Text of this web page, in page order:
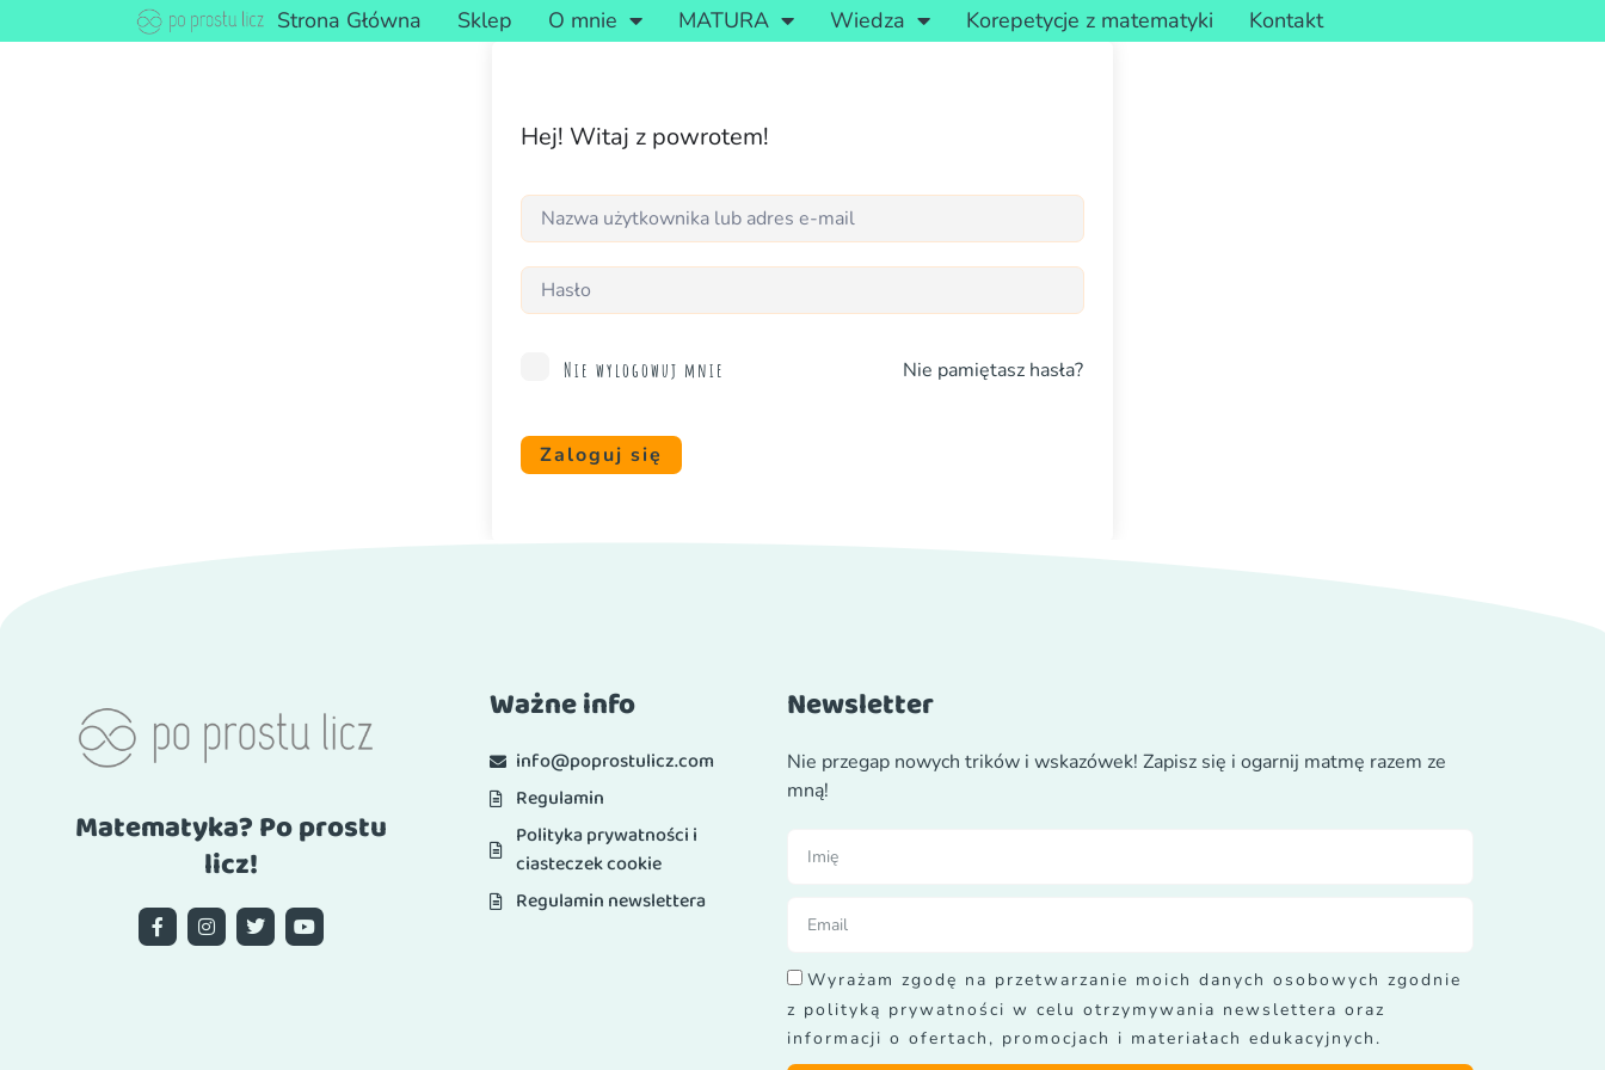
Strona Główna Sklep O mnie MATURA Wiedza Korepetycje z matematyki Kontakt
Hej! Witaj z powrotem!
Nie wylogowuj mnie Nie pamiętasz hasła?
Zaloguj się
Matematyka? Po prostu
licz!
Ważne info
info@poprostulicz.com
Regulamin
Polityka prywatności i
ciasteczek cookie
Regulamin newslettera
Newsletter
Nie przegap nowych trików i wskazówek! Zapisz się i ogarnij matmę razem ze
mną!
Wyrażam zgodę na przetwarzanie moich danych osobowych zgodnie
z polityką prywatności w celu otrzymywania newslettera oraz
informacji o ofertach, promocjach i materiałach edukacyjnych.